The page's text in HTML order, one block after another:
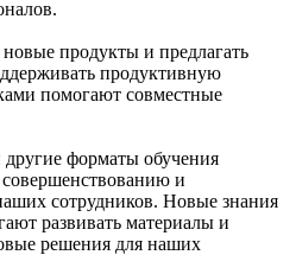
продукты и предлагать
продуктивную
помогают совместные
форматы обучения
и
сотрудников. Новые знания
развивать материалы и
решения для наших